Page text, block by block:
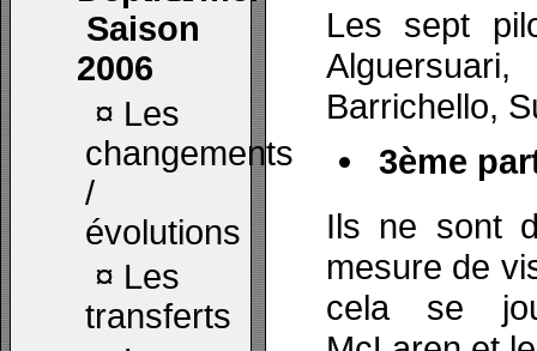
Saison
2006
¤ Les
changements
/
évolutions
¤ Les
transferts
Les sept
Barrichello,
3ème
Ils ne sont
mesure de
cela se